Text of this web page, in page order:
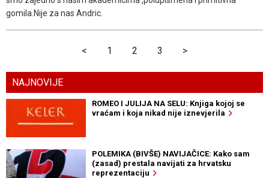
gomila.Nije za nas Andric.
< 1 2 3 >
NAJNOVIJE
ROMEO I JULIJA NA SELU: Knjiga kojoj se
vraćam i koja nikad nije iznevjerila
POLEMIKA (BIVŠE) NAVIJAČICE: Kako sam
(zasad) prestala navijati za hrvatsku
reprezentaciju